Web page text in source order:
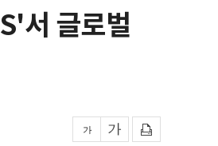
서 글로벌